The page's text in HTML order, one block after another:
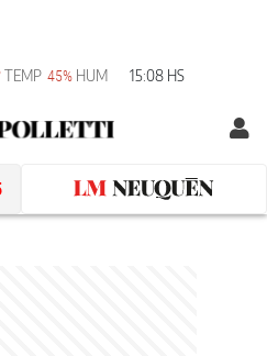
TEMP 45% HUM 15:08 HS